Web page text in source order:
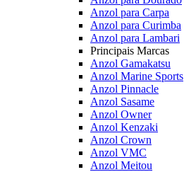
Anzol para Carpa
Anzol para Curimba
Anzol para Lambari
Principais Marcas
Anzol Gamakatsu
Anzol Marine Sports
Anzol Pinnacle
Anzol Sasame
Anzol Owner
Anzol Kenzaki
Anzol Crown
Anzol VMC
Anzol Meitou